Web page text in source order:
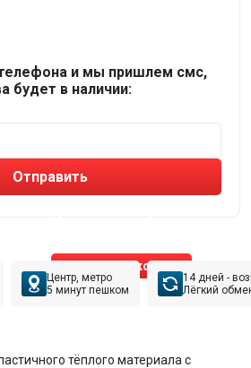
и мы пришлем смс,
будет в наличии:
Отправить
Позвонить эксперту
Центр, метро
5 минут пешком
14 дней -
Лёгкий
тёплого материала с